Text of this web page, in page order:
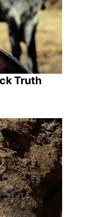
Truth